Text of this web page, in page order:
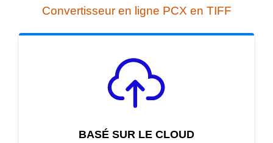
Convertisseur en ligne PCX en TIFF
BASÉ SUR LE CLOUD